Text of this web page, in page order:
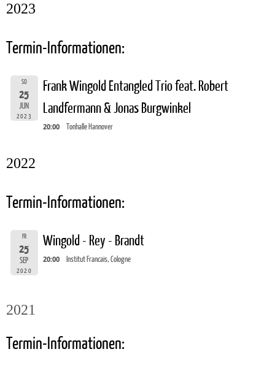
2023
Termin-Informationen:
SO
25
JUN
2023
Frank Wingold Entangled Trio feat. Robert
Landfermann & Jonas Burgwinkel
20:00 Tonhalle Hannover
2022
Termin-Informationen:
FR
25
SEP
2020
Wingold - Rey - Brandt
20:00 Institut Francais, Cologne
2021
Termin-Informationen: